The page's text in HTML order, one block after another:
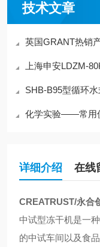
技术文章
英国GRANT热销
上海申安LDZM-
SHB-B95型循环
化学实验——常用
详细介绍 在线
CREATRUST/永合
中试型冻干机是一
的中试车间以及食